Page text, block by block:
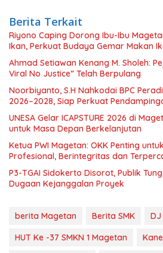
Berita Terkait
Riyono Caping Dorong Ibu-Ibu
Ikan, Perkuat Budaya Gemar Makan
Ahmad Setiawan Kenang M. Sholeh:
Viral No Justice” Telah Berpulang
Noorbiyanto, S.H Nahkodai BPC
2026–2028, Siap Perkuat
UNESA Gelar ICAPSTURE 2026 di
untuk Masa Depan Berkelanjutan
Ketua PWI Magetan: OKK Penting
Profesional, Berintegritas dan
P3-TGAI Sidokerto Disorot, Publik
Dugaan Kejanggalan Proyek
berita Magetan Berita SMK
DJ
HUT Ke -37 SMKN 1 Magetan